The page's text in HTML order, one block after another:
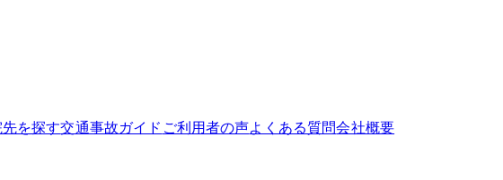
を探す交通事故ガイド ご利用者の声よくある質問会社概要